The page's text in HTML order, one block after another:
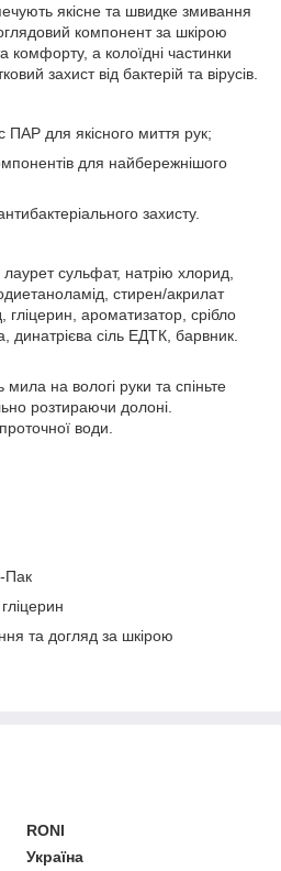
якісне та швидке змивання
компонент за шкірою
комфорту, а колоїдні частинки
захист від бактерій та вірусів.
для якісного миття рук;
для найбережнішого
захисту.
сульфат, натрію хлорид,
стирен/акрилат
гліцерин, ароматизатор, срібло
динатрієва сіль ЕДТК, барвник.
мила на вологі руки та спіньте
розтираючи долоні.
води.
Пак
та догляд за шкірою
RONI
Україна